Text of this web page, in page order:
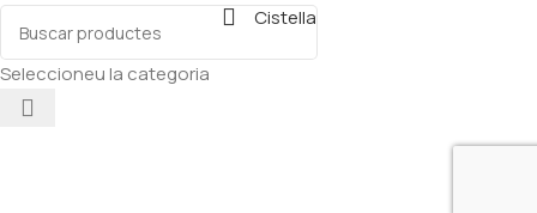
Seleccioneu la categoria
Cistella